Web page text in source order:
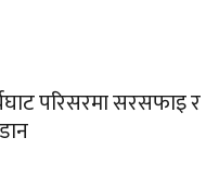
परिसरमा सरसफाइ र